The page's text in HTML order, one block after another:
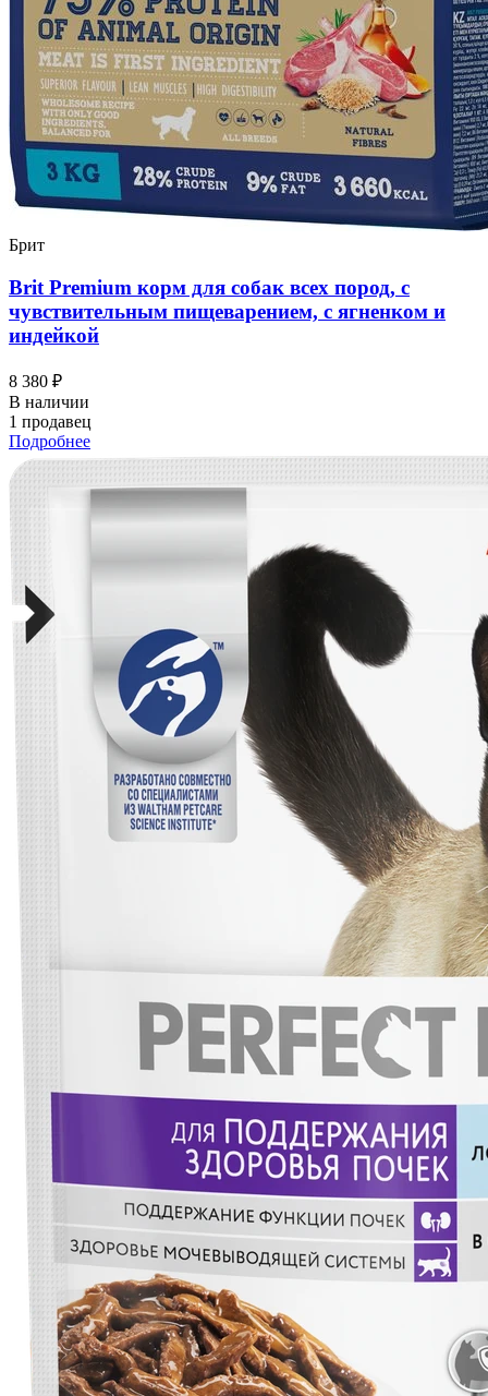
Брит
Brit Premium корм для собак всех пород, с
чувствительным пищеварением, с ягненком и
индейкой
8 380 ₽
В наличии
1 продавец
Подробнее